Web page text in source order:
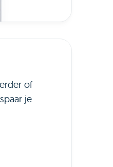
of
je